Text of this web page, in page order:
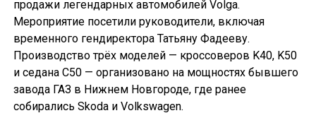
продажи легендарных автомобилей Volga.
Мероприятие посетили руководители, включая
временного гендиректора Татьяну Фадееву.
Производство трёх моделей — кроссоверов K40, K50
и седана С50 — организовано на мощностях бывшего
завода ГАЗ в Нижнем Новгороде, где ранее
собирались Skoda и Volkswagen.